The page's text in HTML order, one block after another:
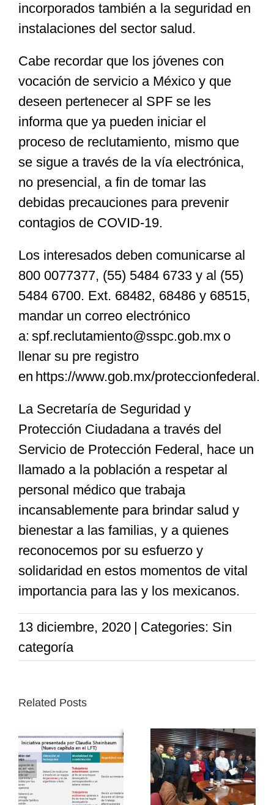
incorporados también a la seguridad en
instalaciones del sector salud.
Cabe recordar que los jóvenes con
vocación de servicio a México y que
deseen pertenecer al SPF se les
informa que ya pueden iniciar el
proceso de reclutamiento, mismo que
se sigue a través de la vía electrónica,
no presencial, a fin de tomar las
debidas precauciones para prevenir
contagios de COVID-19.
Los interesados deben comunicarse al
800 0077377, (55) 5484 6733 y al (55)
5484 6700. Ext. 68482, 68486 y 68515,
mandar un correo electrónico
a: spf.reclutamiento@sspc.gob.mx o
llenar su pre registro
en https://www.gob.mx/proteccionfederal.
La Secretaría de Seguridad y
Protección Ciudadana a través del
Servicio de Protección Federal, hace un
llamado a la población a respetar al
personal médico que trabaja
incansablemente para brindar salud y
bienestar a las familias, y a quienes
reconocemos por su esfuerzo y
solidaridad en estos momentos de vital
importancia para las y los mexicanos.
13 diciembre, 2020 | Categories: Sin
categoría
Related Posts